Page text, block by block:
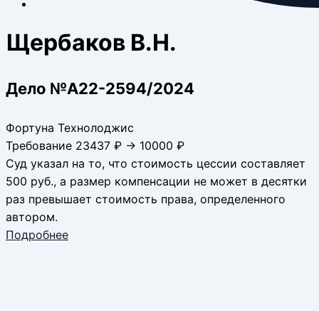
Щербаков В.Н.
Дело №А22-2594/2024
Фортуна Технолоджис
Требование 23437 ₽ → 10000 ₽
Суд указал на то, что стоимость цессии составляет
500 руб., а размер компенсации не может в десятки
раз превышает стоимость права, определенного
автором.
Подробнее